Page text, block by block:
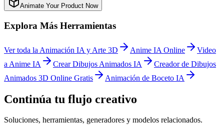
Animate Your Product Now
Explora Más Herramientas
Ver toda la Animación IA y Arte 3D Anime IA Online
Video
a Anime IA
Crear Dibujos Animados IA
Creador de Dibujos
Animados 3D Online Gratis
Animación de Boceto IA
Continúa tu flujo creativo
Soluciones, herramientas, generadores y modelos relacionados.